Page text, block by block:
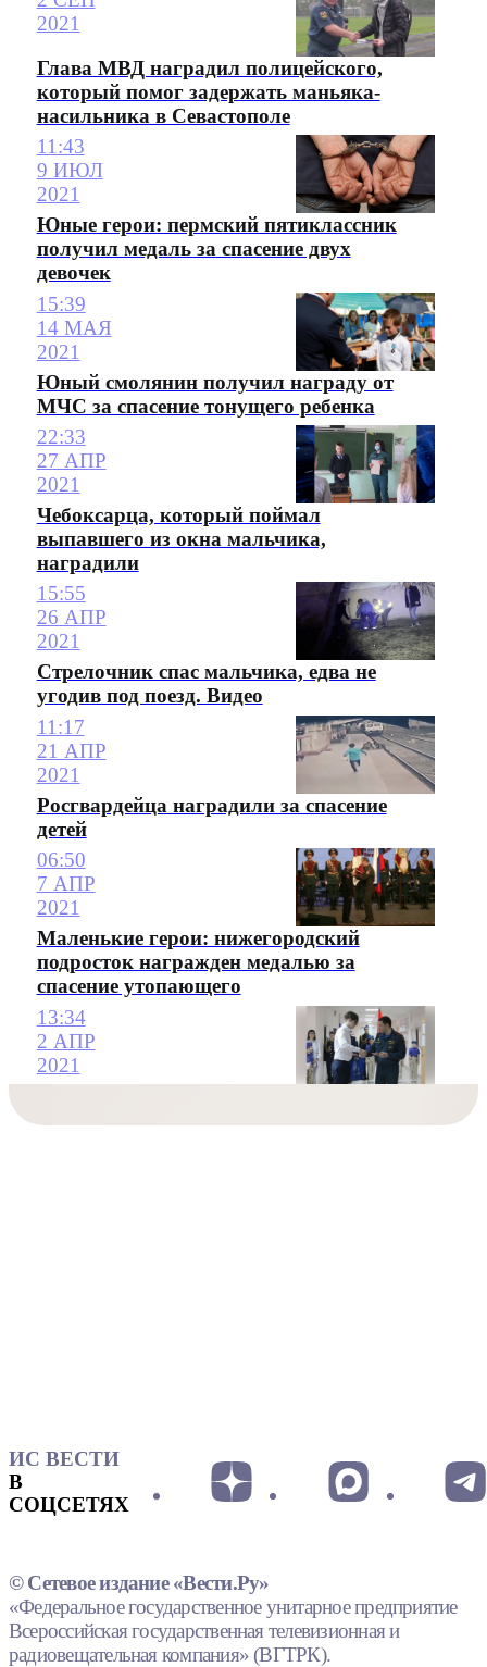
2021
Глава МВД наградил полицейского,
который помог задержать маньяка-
насильника в Севастополе
11:43
9 ИЮЛ
2021
Юные герои: пермский пятиклассник
получил медаль за спасение двух
девочек
15:39
14 МАЯ
2021
Юный смолянин получил награду от
МЧС за спасение тонущего ребенка
22:33
27 АПР
2021
Чебоксарца, который поймал
выпавшего из окна мальчика,
наградили
15:55
26 АПР
2021
Стрелочник спас мальчика, едва не
угодив под поезд. Видео
11:17
21 АПР
2021
Росгвардейца наградили за спасение
детей
06:50
7 АПР
2021
Маленькие герои: нижегородский
подросток награжден медалью за
спасение утопающего
13:34
2 АПР
2021
ИС ВЕСТИ
В
СОЦСЕТЯХ
© Сетевое издание «Вести.Ру»
«Федеральное государственное унитарное предприятие
Всероссийская государственная телевизионная и
радиовещательная компания» (ВГТРК).